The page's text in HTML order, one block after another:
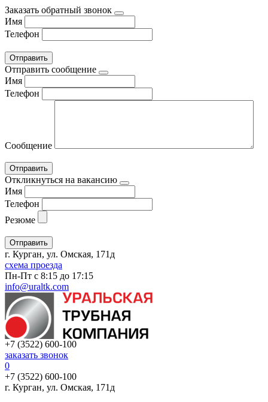
Заказать обратный звонок
Имя
Телефон
Отправить сообщение
Имя
Телефон
Сообщение
Откликнуться на вакансию
Имя
Телефон
Резюме
г. Курган, ул. Омская, 171д
схема проезда
Пн-Пт с 8:15 до 17:15
info@uraltk.com
+7 (3522) 600-100
заказать звонок
0
+7 (3522) 600-100
г. Курган, ул. Омская, 171д